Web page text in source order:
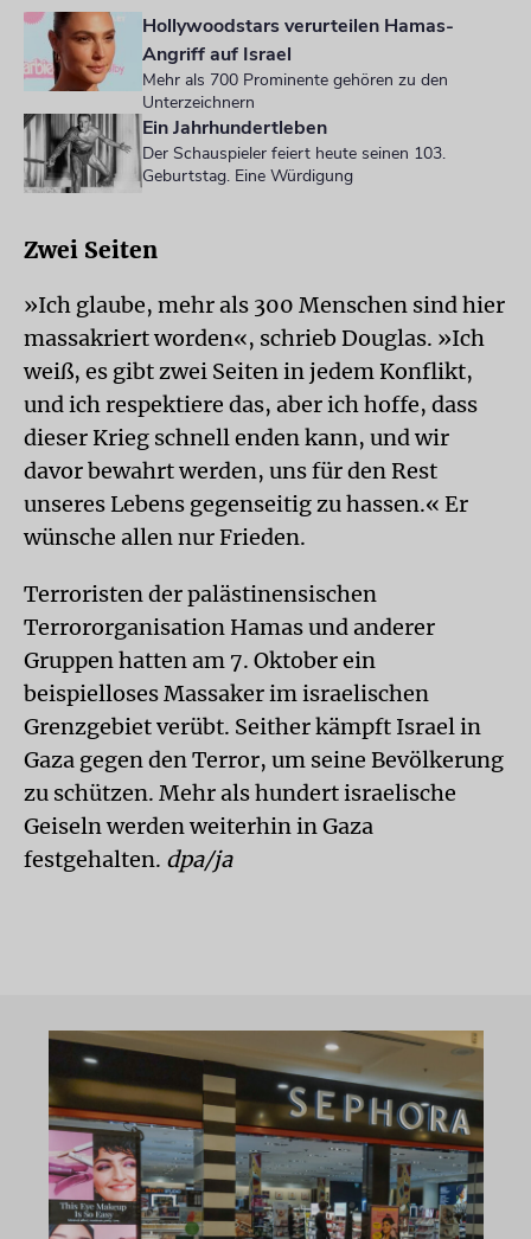
Hollywoodstars verurteilen Hamas-
Angriff auf Israel
Mehr als 700 Prominente gehören zu den
Unterzeichnern
Ein Jahrhundertleben
Der Schauspieler feiert heute seinen 103.
Geburtstag. Eine Würdigung
Zwei Seiten
»Ich glaube, mehr als 300 Menschen sind hier
massakriert worden«, schrieb Douglas. »Ich
weiß, es gibt zwei Seiten in jedem Konflikt,
und ich respektiere das, aber ich hoffe, dass
dieser Krieg schnell enden kann, und wir
davor bewahrt werden, uns für den Rest
unseres Lebens gegenseitig zu hassen.« Er
wünsche allen nur Frieden.
Terroristen der palästinensischen
Terrororganisation Hamas und anderer
Gruppen hatten am 7. Oktober ein
beispielloses Massaker im israelischen
Grenzgebiet verübt. Seither kämpft Israel in
Gaza gegen den Terror, um seine Bevölkerung
zu schützen. Mehr als hundert israelische
Geiseln werden weiterhin in Gaza
festgehalten. dpa/ja